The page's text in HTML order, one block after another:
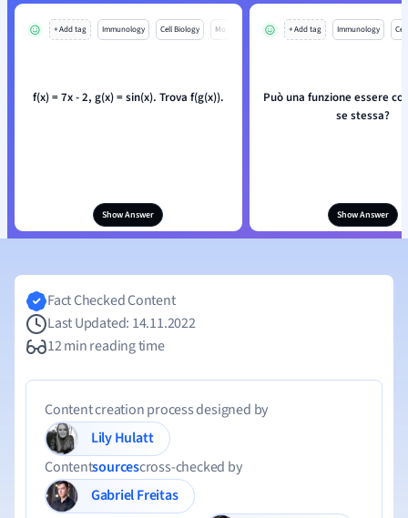
+ Add tag Immunology Cell Biology Mo
f(x) = 7x - 2, g(x) = sin(x). Trova f(g(x)).
Show Answer
+ Add tag Immunology
Può una funzione essere
se stessa?
Show Answer
Fact Checked Content
Last Updated: 14.11.2022
12 min reading time
Content creation process designed by
Lily Hulatt
Contentsourcescross-checked by
Gabriel Freitas